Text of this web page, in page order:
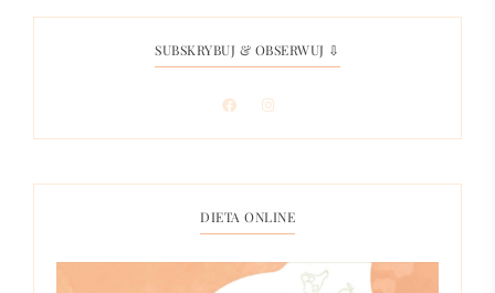
SUBSKRYBUJ & OBSERWUJ ⇩
DIETA ONLINE